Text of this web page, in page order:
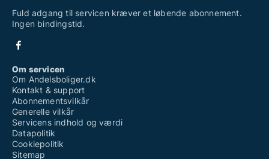
Fuld adgang til servicen kræver et løbende abonnement.
Ingen bindingstid.
Om servicen
Om Andelsboliger.dk
Kontakt & support
Abonnementsvilkår
Generelle vilkår
Servicens indhold og værdi
Datapolitik
Cookiepolitik
Sitemap